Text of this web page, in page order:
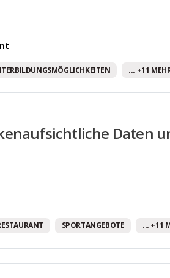
... +11
Daten
SPORTANGEBOTE ... +11